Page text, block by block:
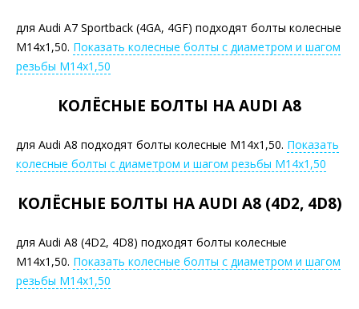
для Audi A7 Sportback (4GA, 4GF) подходят болты колесные
М14х1,50. Показать колесные болты с диаметром и шагом
резьбы М14х1,50
КОЛЁСНЫЕ БОЛТЫ НА AUDI A8
для Audi A8 подходят болты колесные М14х1,50. Показать
колесные болты с диаметром и шагом резьбы М14х1,50
КОЛЁСНЫЕ БОЛТЫ НА AUDI A8 (4D2, 4D8)
для Audi A8 (4D2, 4D8) подходят болты колесные
М14х1,50. Показать колесные болты с диаметром и шагом
резьбы М14х1,50